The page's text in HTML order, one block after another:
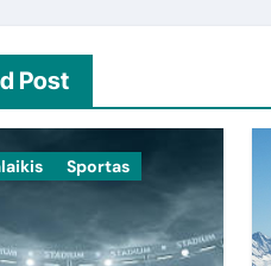
Post
Sportas